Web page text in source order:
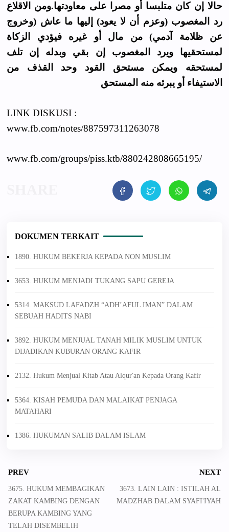
حالا إن كان متلبسا أو مصرا على معاودتها.ومن الاقلاع
رد المغصوب (وعزم أن لا يعود) إليها ما عاش (وخروج
عن ظلامة آدمي) من مال أو غيره فيؤدي الزكاة
لمستحقيها ويرد المغصوب إن بقي وبدله إن تلف
لمستحقه ويمكن مستحق القود وحد القذف من
الاستيفاء أو يبرئه منه المستحق
LINK DISKUSI :
www.fb.com/notes/887597311263078
www.fb.com/groups/piss.ktb/880242808665195/
DOKUMEN TERKAIT
1890. HUKUM BEKERJA KEPADA NON MUSLIM
3653. HUKUM MENJADI TUKANG SAPU GEREJA
5314. MAKSUD LAFADZH “ADH’AFUL IMAN” DALAM
SEBUAH HADITS NABI
3892. HUKUM MENJUAL TANAH MILIK MUSLIM UNTUK
DIJADIKAN KUBURAN ORANG KAFIR
2132. Hukum Menjual Kitab Atau Alqur'an Kepada Orang Kafir
5364. KISAH PEMUDA DAN MALAIKAT PENJAGA
MATAHARI
1386. HUKUMAN SALIB DALAM ISLAM
PREV
3675. HUKUM MEMBAGIKAN
ZAKAT KAMBING DENGAN
BERUPA KAMBING YANG
TELAH DISEMBELIH
NEXT
3673. LAIN LAIN : ISTILAH AL
MADZHAB DALAM SYAFI'IYAH